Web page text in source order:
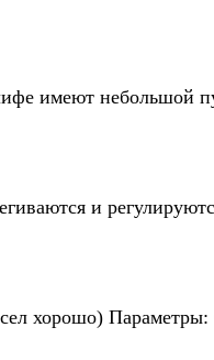
имеют небольшой
и
хорошо)